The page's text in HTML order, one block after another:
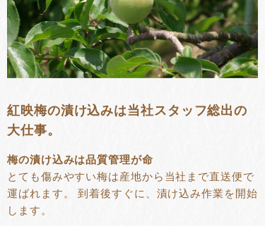
紅映梅の漬け込みは当社スタッフ総出の
大仕事。
梅の漬け込みは品質管理が命
とても傷みやすい梅は産地から当社まで直送便で
運ばれます。 到着後すぐに、漬け込み作業を開始
します。